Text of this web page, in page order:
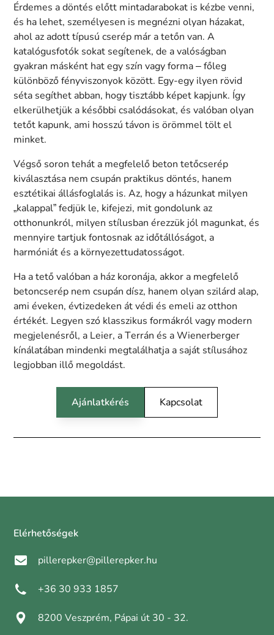
Érdemes a döntés előtt mintadarabokat is kézbe venni,
és ha lehet, személyesen is megnézni olyan házakat,
ahol az adott típusú cserép már a tetőn van. A
katalógusfotók sokat segítenek, de a valóságban
gyakran másként hat egy szín vagy forma – főleg
különböző fényviszonyok között. Egy-egy ilyen rövid
séta segíthet abban, hogy tisztább képet kapjunk. Így
elkerülhetjük a későbbi csalódásokat, és valóban olyan
tetőt kapunk, ami hosszú távon is örömmel tölt el
minket.
Végső soron tehát a megfelelő beton tetőcserép
kiválasztása nem csupán praktikus döntés, hanem
esztétikai állásfoglalás is. Az, hogy a házunkat milyen
„kalappal” fedjük le, kifejezi, mit gondolunk az
otthonunkról, milyen stílusban érezzük jól magunkat, és
mennyire tartjuk fontosnak az időtállóságot, a
harmóniát és a környezettudatosságot.
Ha a tető valóban a ház koronája, akkor a megfelelő
betoncserép nem csupán dísz, hanem olyan szilárd alap,
ami éveken, évtizedeken át védi és emeli az otthon
értékét. Legyen szó klasszikus formákról vagy modern
megjelenésről, a Leier, a Terrán és a Wienerberger
kínálatában mindenki megtalálhatja a saját stílusához
legjobban illő megoldást.
Ajánlatkérés Kapcsolat
Elérhetőségek
pillerepker@pillerepker.hu
+36 30 933 1857
8200 Veszprém, Pápai út 30 - 32.